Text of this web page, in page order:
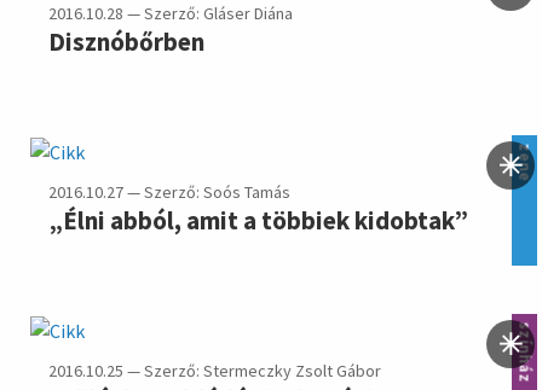
2016.10.28 — Szerző: Gláser Diána
Disznóbőrben
zene
2016.10.27 — Szerző: Soós Tamás
„Élni abból, amit a többiek kidobtak”
színház
2016.10.25 — Szerző: Stermeczky Zsolt Gábor